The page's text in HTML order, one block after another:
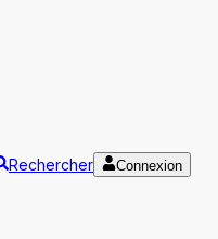
Rechercher
Connexion